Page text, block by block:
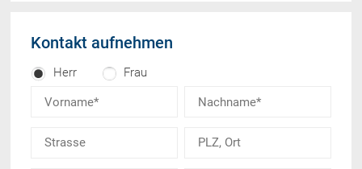
Kontakt aufnehmen
Herr Frau